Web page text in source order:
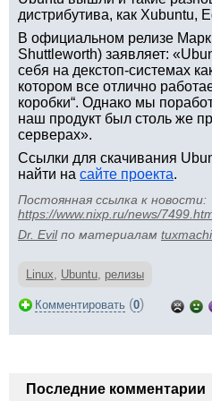
дистрибутива, как Xubuntu,
В официальном релизе
Shuttleworth) заявляет:
себя на декстоп-системах
котором все отлично
коробки“. Однако мы
наш продукт был столь же
серверах».
Ссылки для скачивания
найти на сайте проекта.
Постоянная ссылка к новости:
https://www.nixp.ru/news/
Dr. Evilпо материалам
Linux, Ubuntu, релизы
Комментировать (0)
Последние комментарии